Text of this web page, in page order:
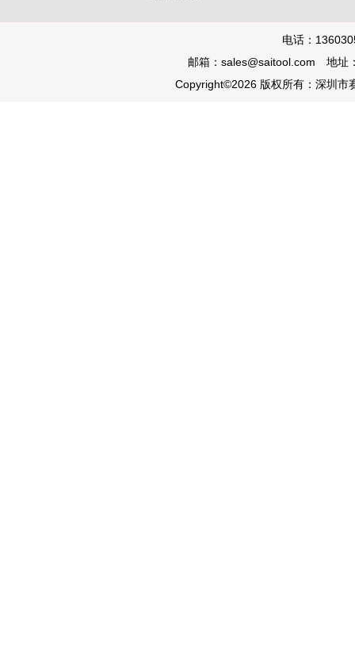
电话：
邮箱：sales@saitool.com 地址
Copyright©2026 版权所有：深圳